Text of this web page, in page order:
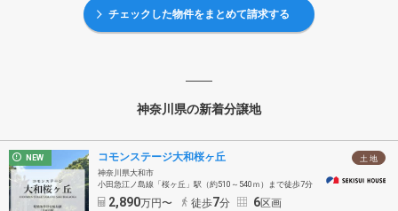
チェックした物件をまとめて請求する
神奈川県の新着分譲地
NEW 土 地
コモンステージ大和桜ヶ丘
神奈川県大和市
小田急江ノ島線「桜ヶ丘」駅（約510～540ｍ）まで徒歩7分
2,890万円〜 徒歩7分 6区画